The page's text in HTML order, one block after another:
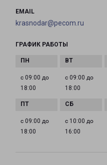
EMAIL
krasnodar@pecom.ru
ГРАФИК РАБОТЫ
с 09:00 до
18:00
с 09:00 до
18:00
с 09:00 до
18:00
с 10:00 до
16:00